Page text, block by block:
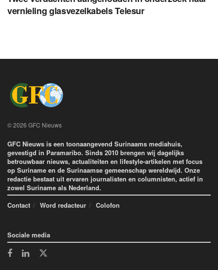
vernieling glasvezelkabels Telesur
© 2026 GFC Nieuws
GFC Nieuws is een toonaangevend Surinaams mediahuis,
gevestigd in Paramaribo. Sinds 2010 brengen wij dagelijks
betrouwbaar nieuws, actualiteiten en lifestyle-artikelen met focus
op Suriname en de Surinaamse gemeenschap wereldwijd. Onze
redactie bestaat uit ervaren journalisten en columnisten, actief in
zowel Suriname als Nederland.
Contact
Word redacteur Colofon
Sociale media